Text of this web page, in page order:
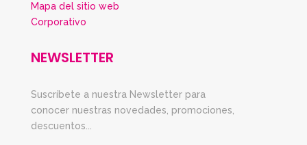
Mapa del sitio web
Corporativo
NEWSLETTER
Suscríbete a nuestra Newsletter para
conocer nuestras novedades, promociones,
descuentos...